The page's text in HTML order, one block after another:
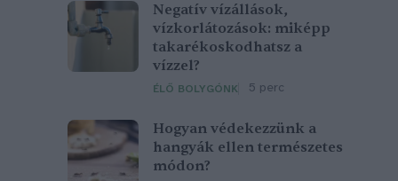
Negatív vízállások,
vízkorlátozások: miképp
takarékoskodhatsz a
vízzel?
ÉLŐ BOLYGÓNK 5 perc
Hogyan védekezzünk a
hangyák ellen természetes
módon?